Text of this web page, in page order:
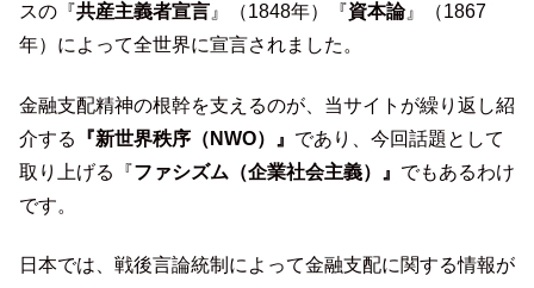
スの『共産主義者宣言 』（1848年）『資本論』（1867
年）によって全世界に宣言されました。
金融支配精神の根幹を支えるのが、当サイトが繰り返し紹
介する
『新世界秩序（NWO）』 であり、今回話題として
取り上げる『ファシズム（企業社会主義）』 でもあるわけ
です。
日本では、戦後言論統制によって金融支配に関する情報が